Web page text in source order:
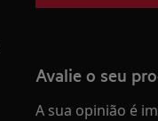
Avalie o seu
A sua opinião é